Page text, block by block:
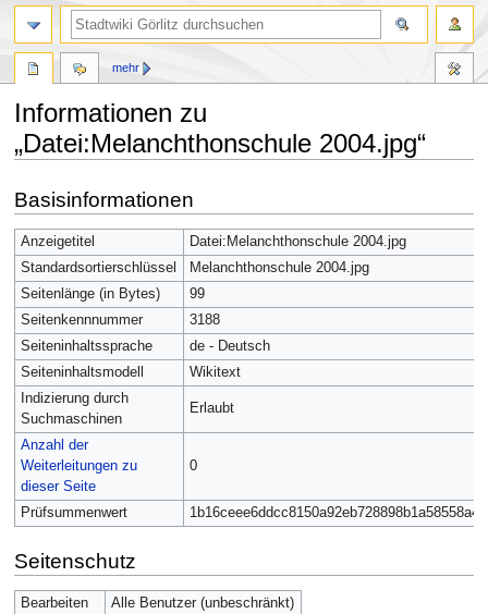
Informationen zu
„Datei:Melanchthonschule 2004.jpg“
Navigation
springen
Suche
springen
Basisinformationen
Anzeigetitel
Datei:Melanchthonschule 2004.jpg
Standardsortierschlüssel
Melanchthonschule 2004.jpg
Seitenlänge (in Bytes)
99
Seitenkennnummer
3188
Seiteninhaltssprache
de - Deutsch
Seiteninhaltsmodell
Wikitext
Indizierung durch
Suchmaschinen
Erlaubt
Anzahl der
Weiterleitungen zu
dieser Seite
0
Prüfsummenwert
Seitenschutz
Bearbeiten
Alle Benutzer (unbeschränkt)
mehr